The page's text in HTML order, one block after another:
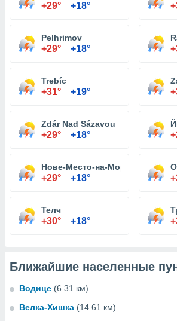
+29° +18°
Pelhrimov
+29° +18°
Trebíc
+31° +19°
Zdár Nad Sázavou
+29° +18°
Нове-Место-на-Мораве
+29° +18°
Телч
+30° +18°
Ближайшие населенные
Водице (6.31 км)
Велка-Хишка (14.61 км)